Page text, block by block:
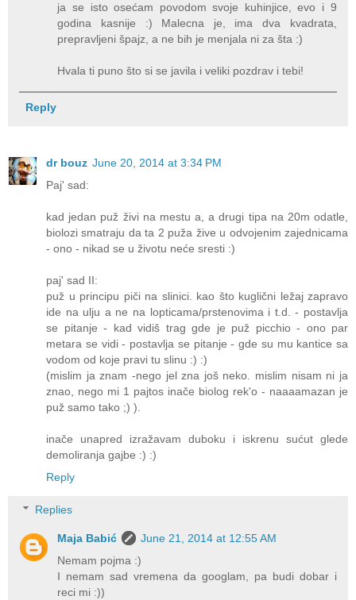
ja se isto osećam povodom svoje kuhinjice, evo i 9
godina kasnije :) Malecna je, ima dva kvadrata,
prepravljeni špajz, a ne bih je menjala ni za šta :)
Hvala ti puno što si se javila i veliki pozdrav i tebi!
Reply
dr bouz June 20, 2014 at 3:34 PM
Paj' sad:
kad jedan puž živi na mestu a, a drugi tipa na 20m odatle,
biolozi smatraju da ta 2 puža žive u odvojenim zajednicama
- ono - nikad se u životu neće sresti :)
paj' sad II:
puž u principu piči na slinici. kao što kuglični ležaj zapravo
ide na ulju a ne na lopticama/prstenovima i t.d. - postavlja
se pitanje - kad vidiš trag gde je puž picchio - ono par
metara se vidi - postavlja se pitanje - gde su mu kantice sa
vodom od koje pravi tu slinu :) :)
(mislim ja znam -nego jel zna još neko. mislim nisam ni ja
znao, nego mi 1 pajtos inače biolog rek'o - naaaamazan je
puž samo tako ;) ).
inače unapred izražavam duboku i iskrenu sućut glede
demoliranja gajbe :) :)
Reply
Replies
Maja Babić
June 21, 2014 at 12:55 AM
Nemam pojma :)
I nemam sad vremena da googlam, pa budi dobar i
reci mi :))